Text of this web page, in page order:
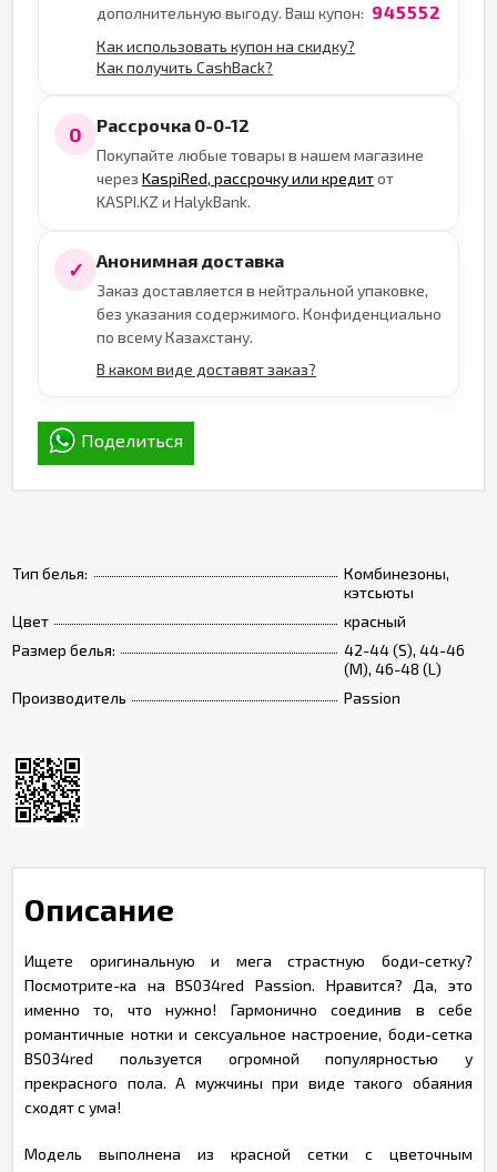
Тип белья:
Комбинезоны,
кэтсьюты
Цвет
красный
Размер белья:
42-44 (S), 44-46
(M), 46-48 (L)
Производитель
Passion
дополнительную выгоду. Ваш купон: 945552
Как использовать купон на скидку?
Как получить CashBack?
0 Рассрочка 0-0-12
Покупайте любые товары в нашем магазине
через KaspiRed, рассрочку или кредитот
KASPI.KZ и HalykBank.
✓ Анонимная доставка
Заказ доставляется в нейтральной упаковке,
без указания содержимого. Конфиденциально
по всему Казахстану.
В каком виде доставят заказ?
Поделиться
Описание
Ищете оригинальную и мега страстную боди-сетку?
Посмотрите-ка на BS034red Passion. Нравится? Да, это
именно то, что нужно! Гармонично соединив в себе
романтичные нотки и сексуальное настроение, боди-сетка
BS034red пользуется огромной популярностью у
прекрасного пола. А мужчины при виде такого обаяния
сходят с ума!
Модель выполнена из красной сетки с цветочным